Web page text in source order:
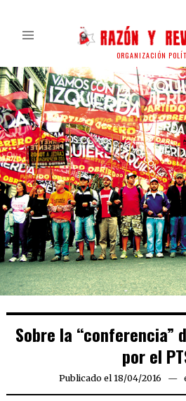
ORGANIZACIÓN
Sobre la “conferencia”
por el
Publicado el 18/04/2016 29/